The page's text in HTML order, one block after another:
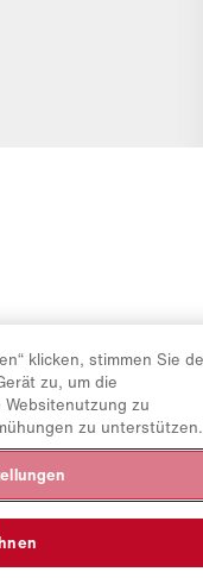
klicken, stimmen Sie
zu, um die
zu
zu unterstützen.